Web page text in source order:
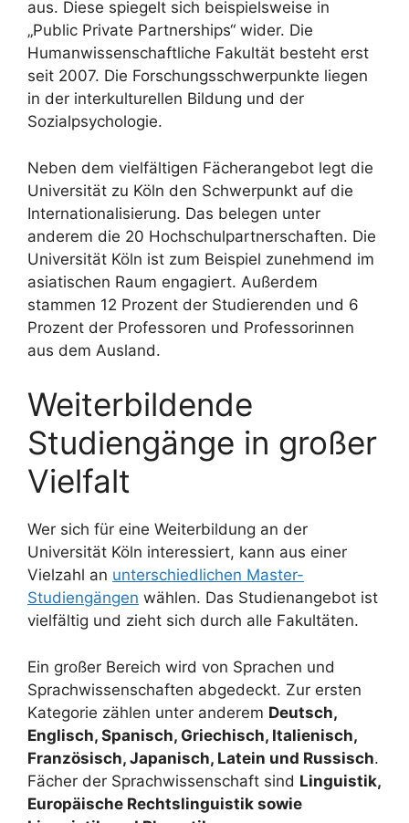
aus. Diese spiegelt sich beispielsweise in
„Public Private Partnerships“ wider. Die
Humanwissenschaftliche Fakultät besteht erst
seit 2007. Die Forschungsschwerpunkte liegen
in der interkulturellen Bildung und der
Sozialpsychologie.
Neben dem vielfältigen Fächerangebot legt die
Universität zu Köln den Schwerpunkt auf die
Internationalisierung. Das belegen unter
anderem die 20 Hochschulpartnerschaften. Die
Universität Köln ist zum Beispiel zunehmend im
asiatischen Raum engagiert. Außerdem
stammen 12 Prozent der Studierenden und 6
Prozent der Professoren und Professorinnen
aus dem Ausland.
Weiterbildende
Studiengänge in großer
Vielfalt
Wer sich für eine Weiterbildung an der
Universität Köln interessiert, kann aus einer
Vielzahl an unterschiedlichen Master-
Studiengängen wählen. Das Studienangebot ist
vielfältig und zieht sich durch alle Fakultäten.
Ein großer Bereich wird von Sprachen und
Sprachwissenschaften abgedeckt. Zur ersten
Kategorie zählen unter anderem Deutsch,
Englisch, Spanisch, Griechisch, Italienisch,
Französisch, Japanisch, Latein und Russisch.
Fächer der Sprachwissenschaft sind Linguistik,
Europäische Rechtslinguistik sowie